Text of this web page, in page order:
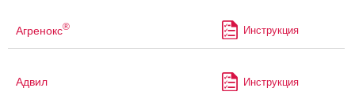
Агренокс® Инструкция
Адвил Инструкция